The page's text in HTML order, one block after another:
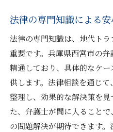
法律の専門知識による
法律の専門知識は、地代ト
重要です。兵庫県西宮市の
精通しており、具体的なケ
供します。法律相談を通じ
整理し、効果的な解決策を
た、弁護士が間に入ること
の問題解決が期待できます